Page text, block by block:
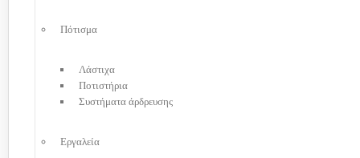
Πότισμα
Λάστιχα
Ποτιστήρια
Συστήματα άρδρευσης
Εργαλεία